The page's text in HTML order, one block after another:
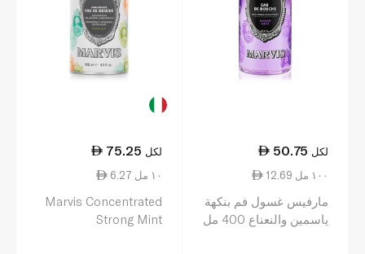
50.75 لكل
12.69 ١٠٠ مل
مارفيس غسول فم بنكهة
ياسمين والنعناع 400 مل
75.25 لكل
6.27 ١٠ مل
Marvis Concentrated
Strong Mint